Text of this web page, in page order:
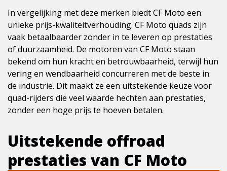
In vergelijking met deze merken biedt CF Moto een
unieke prijs-kwaliteitverhouding. CF Moto quads zijn
vaak betaalbaarder zonder in te leveren op prestaties
of duurzaamheid. De motoren van CF Moto staan
bekend om hun kracht en betrouwbaarheid, terwijl hun
vering en wendbaarheid concurreren met de beste in
de industrie. Dit maakt ze een uitstekende keuze voor
quad-rijders die veel waarde hechten aan prestaties,
zonder een hoge prijs te hoeven betalen.
Uitstekende offroad
prestaties van CF Moto